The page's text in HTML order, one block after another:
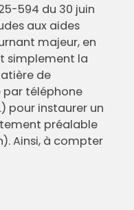
594 du 30 juin
aux aides
majeur, en
simplement la
de
téléphone
pour instaurer un
préalable
Ainsi, à compter